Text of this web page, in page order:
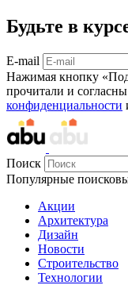
Будьте в
E-mail
Нажимая кнопку
прочитали и
конфиденциальности
Поиск
Популярные
Акции
Архитектура
Дизайн
Новости
Строительство
Технологии